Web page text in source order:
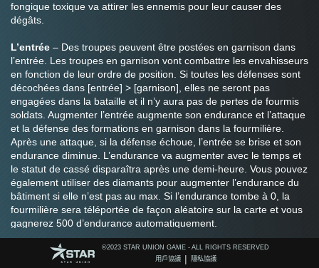
fongique toxique va attirer les ennemis pour leur causer des
dégâts.
L’entrée – Des troupes peuvent être postées en garnison dans
l’entrée. Les troupes en garnison vont combattre les envahisseurs
en fonction de leur ordre de position. Si toutes les défenses sont
décochées dans [entrée] > [garnison], elles ne seront pas
engagées dans la bataille et il n’y aura pas de pertes de fourmis
soldats. Augmenter l’entrée augmente son endurance et l’attaque
et la défense des formations en garnison dans la fourmilière.
Après une attaque, si la défense échoue, l’entrée se brise et son
endurance diminue. L’endurance va augmenter avec le temps et
le statut de cassé disparaîtra après une demi-heure. Vous pouvez
également utiliser des diamants pour augmenter l’endurance du
bâtiment si elle n’est pas au max. Si l’endurance tombe à 0, la
fourmilière sera téléportée de façon aléatoire sur la carte et vous
gagnerez 500 d’endurance automatiquement.
Le centre de ralliement – 3 bâtiments peuvent être construits.
Améliorer un centre de ralliement augmente le nombre total de
fourmis dans la formation. Vous pouvez modifier les formations
©️2023 STAR UNION GAME - ALL RIGHTS RESERVED
用戶協議
| 隱私協議